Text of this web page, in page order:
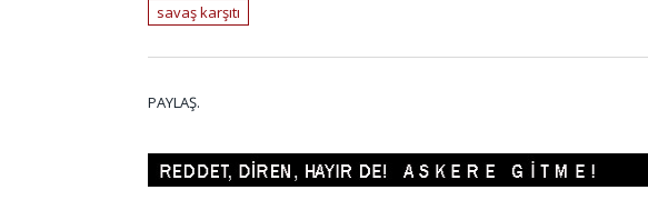
savaş karşıtı
PAYLAŞ.